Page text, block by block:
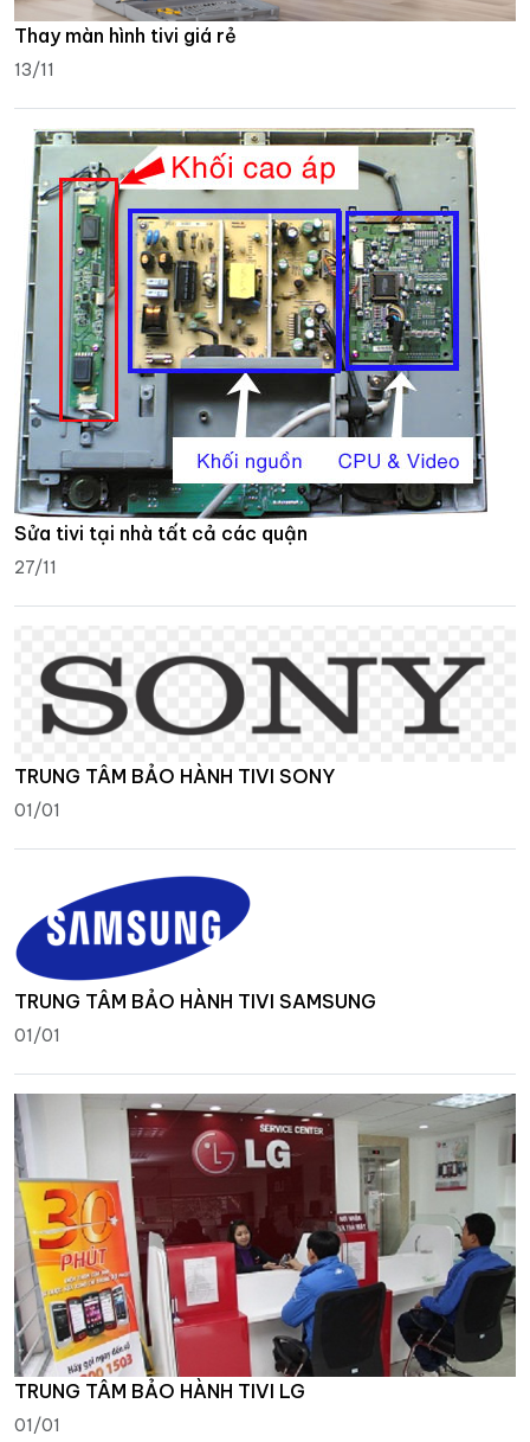
Thay màn hình tivi giá rẻ
13/11
Sửa tivi tại nhà tất cả các quận
27/11
TRUNG TÂM BẢO HÀNH TIVI SONY
01/01
TRUNG TÂM BẢO HÀNH TIVI SAMSUNG
01/01
TRUNG TÂM BẢO HÀNH TIVI LG
01/01